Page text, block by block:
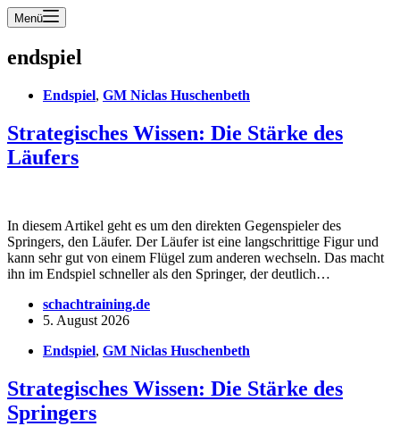
Menü
endspiel
Endspiel, GM Niclas Huschenbeth
Strategisches Wissen: Die Stärke des
Läufers
In diesem Artikel geht es um den direkten Gegenspieler des
Springers, den Läufer. Der Läufer ist eine langschrittige Figur und
kann sehr gut von einem Flügel zum anderen wechseln. Das macht
ihn im Endspiel schneller als den Springer, der deutlich…
schachtraining.de
5. August 2026
Endspiel, GM Niclas Huschenbeth
Strategisches Wissen: Die Stärke des
Springers